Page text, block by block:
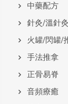
中藥配方
針灸/溫針
火罐/閃罐/
手法推拿
正骨易脊
⾳頻療癒